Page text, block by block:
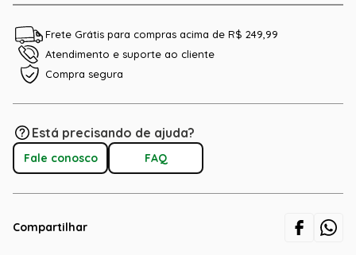
Frete Grátis para compras acima de R$ 249,99
Atendimento e suporte ao cliente
Compra segura
Está precisando de ajuda?
Fale conosco FAQ
Compartilhar